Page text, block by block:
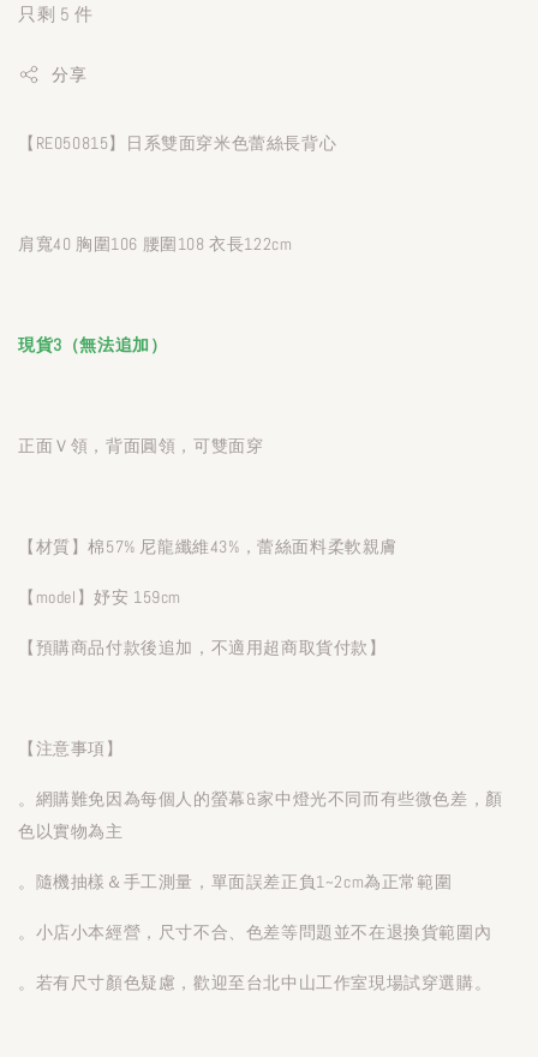
只剩 5 件
分享
【RE050815】日系雙面穿米色蕾絲長背心
肩寬40 胸圍106 腰圍108 衣長122cm
現貨3（無法追加）
正面Ｖ領，背面圓領，可雙面穿
【材質】棉57% 尼龍纖維43%，蕾絲面料柔軟親膚
【model】妤安 159cm
【預購商品付款後追加，不適用超商取貨付款】
【注意事項】
。網購難免因為每個人的螢幕&家中燈光不同而有些微色差，顏
色以實物為主
。隨機抽樣＆手工測量，單面誤差正負1~2cm為正常範圍
。小店小本經營，尺寸不合、色差等問題並不在退換貨範圍內
。若有尺寸顏色疑慮，歡迎至台北中山工作室現場試穿選購。